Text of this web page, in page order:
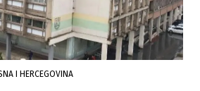
/ BOSNA I HERCEGOVINA